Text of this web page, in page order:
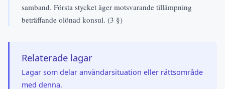
samband. Första stycket äger motsvarande tillämpning
beträffande olönad konsul. (3 §)
Relaterade lagar
Lagar som delar användarsituation eller rättsområde
med denna.